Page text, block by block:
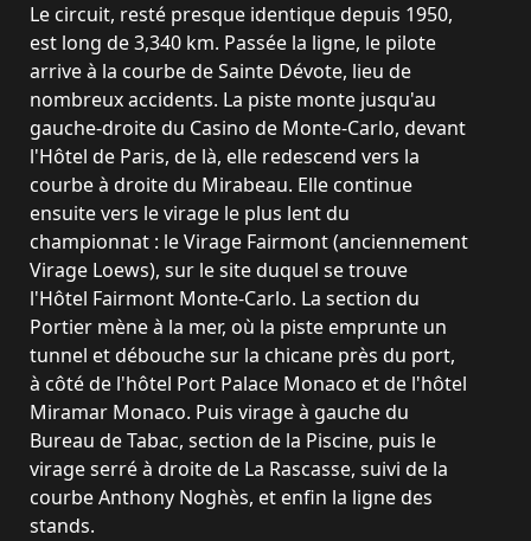
Le circuit, resté presque identique depuis 1950,
est long de 3,340 km. Passée la ligne, le pilote
arrive à la courbe de Sainte Dévote, lieu de
nombreux accidents. La piste monte jusqu'au
gauche-droite du Casino de Monte-Carlo, devant
l'Hôtel de Paris, de là, elle redescend vers la
courbe à droite du Mirabeau. Elle continue
ensuite vers le virage le plus lent du
championnat : le Virage Fairmont (anciennement
Virage Loews), sur le site duquel se trouve
l'Hôtel Fairmont Monte-Carlo. La section du
Portier mène à la mer, où la piste emprunte un
tunnel et débouche sur la chicane près du port,
à côté de l'hôtel Port Palace Monaco et de l'hôtel
Miramar Monaco. Puis virage à gauche du
Bureau de Tabac, section de la Piscine, puis le
virage serré à droite de La Rascasse, suivi de la
courbe Anthony Noghès, et enfin la ligne des
stands.